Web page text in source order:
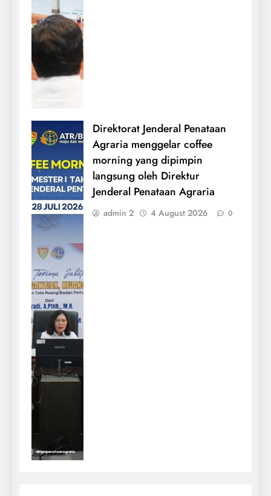
Direktorat Jenderal Penataan
Agraria menggelar coffee
morning yang dipimpin
langsung oleh Direktur
Jenderal Penataan Agraria
admin 2 4 August 2026 0